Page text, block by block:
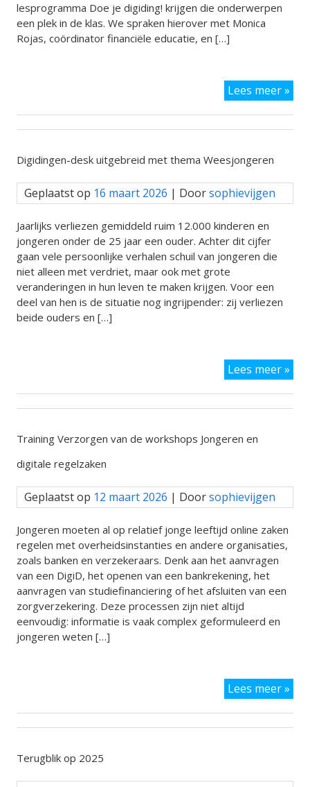
lesprogramma Doe je digiding! krijgen die onderwerpen
een plek in de klas. We spraken hierover met Monica
Rojas, coördinator financiële educatie, en […]
Lees meer »In
met
de
Digidingen-desk uitgebreid met thema Weesjongeren
Geplaatst op 16 maart 2026 | Doorsophievijgen
Jaarlijks verliezen gemiddeld ruim 12.000 kinderen en
jongeren onder de 25 jaar een ouder. Achter dit cijfer
gaan vele persoonlijke verhalen schuil van jongeren die
niet alleen met verdriet, maar ook met grote
veranderingen in hun leven te maken krijgen. Voor een
deel van hen is de situatie nog ingrijpender: zij verliezen
beide ouders en […]
Lees meer »
met
Training Verzorgen van de workshops Jongeren en
digitale regelzaken
Geplaatst op 12 maart 2026 | Doorsophievijgen
Jongeren moeten al op relatief jonge leeftijd online zaken
regelen met overheidsinstanties en andere organisaties,
zoals banken en verzekeraars. Denk aan het aanvragen
van een DigiD, het openen van een bankrekening, het
aanvragen van studiefinanciering of het afsluiten van een
zorgverzekering. Deze processen zijn niet altijd
eenvoudig: informatie is vaak complex geformuleerd en
jongeren weten […]
Lees meer »
van
de
Terugblik op 2025